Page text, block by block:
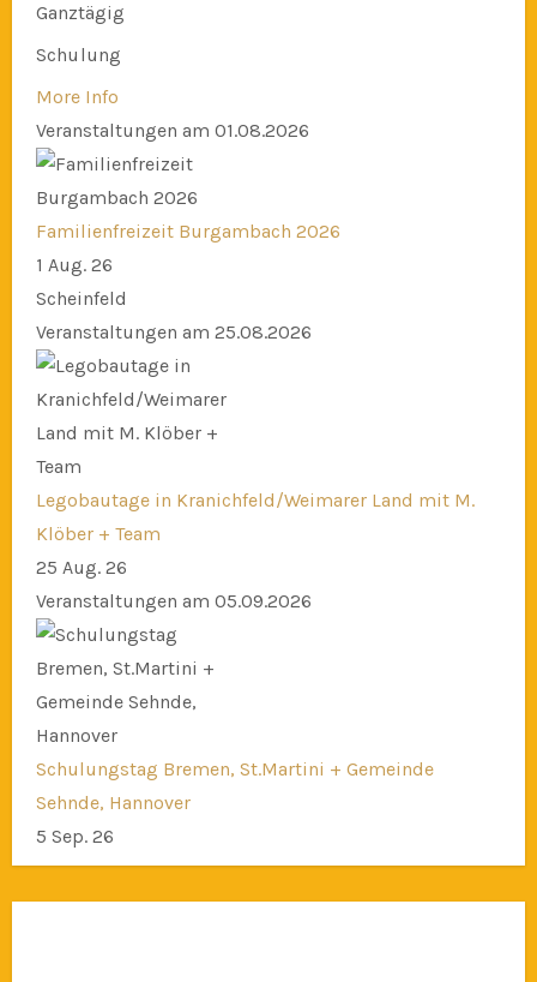
Ganztägig
Schulung
More Info
Veranstaltungen am 01.08.2026
Familienfreizeit Burgambach 2026
1 Aug. 26
Scheinfeld
Veranstaltungen am 25.08.2026
Legobautage in Kranichfeld/Weimarer Land mit M.
Klöber + Team
25 Aug. 26
Veranstaltungen am 05.09.2026
Schulungstag Bremen, St.Martini + Gemeinde
Sehnde, Hannover
5 Sep. 26